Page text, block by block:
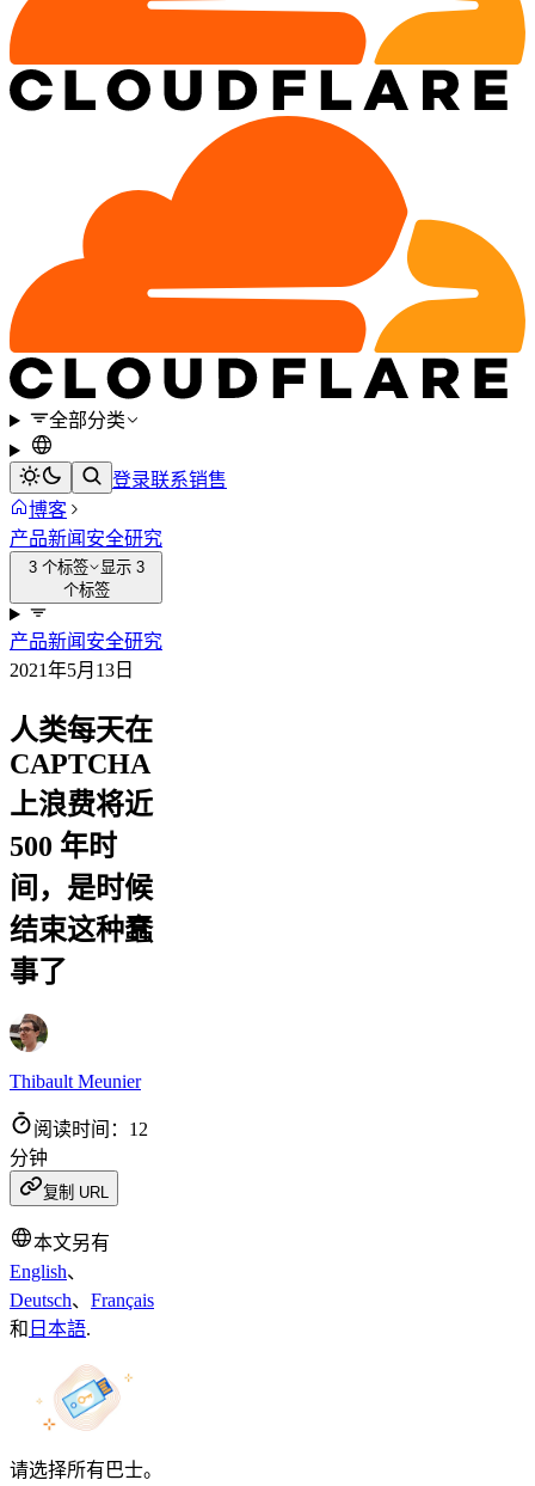
全部分类
登录联系销售
博客
产品新闻 安全研究
3 个标签
显示 3
个标签
产品新闻 安全研究
2021年5月13日
人类每天在
CAPTCHA
上浪费将近
500 年时
间，是时候
结束这种蠢
事了
Thibault Meunier
阅读时间：12
分钟
复制 URL
本文另有
English、
Deutsch、 Français
和 日本語.
请选择所有巴士。